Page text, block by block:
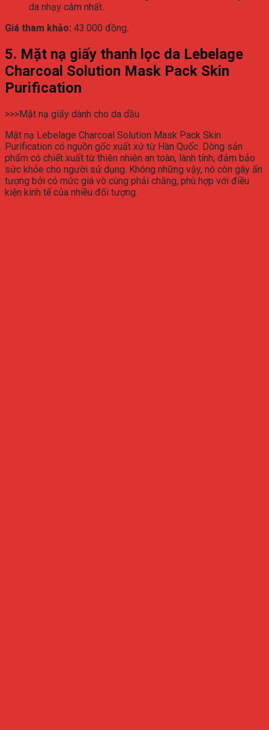
da nhạy cảm nhất.
Giá tham khảo: 43.000 đồng.
5. Mặt nạ giấy thanh lọc da Lebelage
Charcoal Solution Mask Pack Skin
Purification
>>>Mặt nạ giấy dành cho da dầu
Mặt nạ Lebelage Charcoal Solution Mask Pack Skin
Purification có nguồn gốc xuất xứ từ Hàn Quốc. Dòng sản
phẩm có chiết xuất từ thiên nhiên an toàn, lành tính, đảm bảo
sức khỏe cho người sử dụng. Không những vậy, nó còn gây ấn
tượng bởi có mức giá vô cùng phải chăng, phù hợp với điều
kiện kinh tế của nhiều đối tượng.